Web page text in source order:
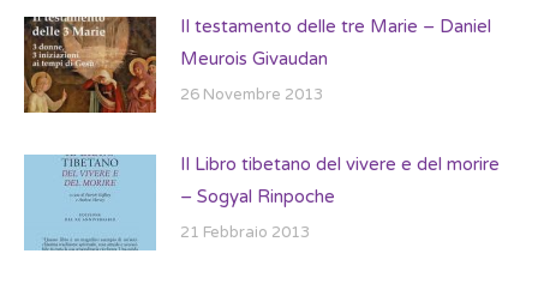
Il testamento delle tre Marie – Daniel
Meurois Givaudan
26 Novembre 2013
Il Libro tibetano del vivere e del morire
– Sogyal Rinpoche
21 Febbraio 2013